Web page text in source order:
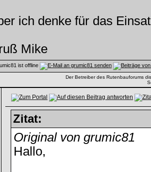
ich denke für das
Mike
Der Betreiber des Rutenbauforums
Zitat:
Original von grumic81
Hallo,